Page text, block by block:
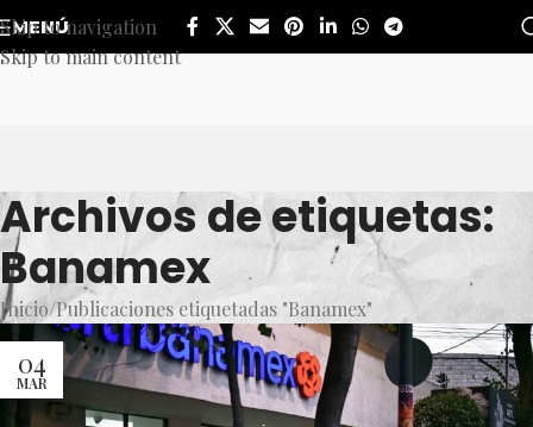
Skip to navigation
Skip to main content
MENÚ
Archivos de etiquetas:
Banamex
Inicio Publicaciones etiquetadas "Banamex"
04
MAR